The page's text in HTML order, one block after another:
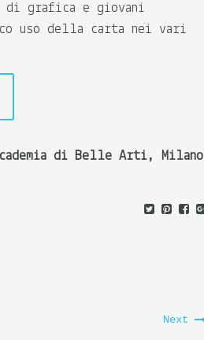
di grafica e giovani
uso della carta nei vari
di Belle Arti, Milano
Next